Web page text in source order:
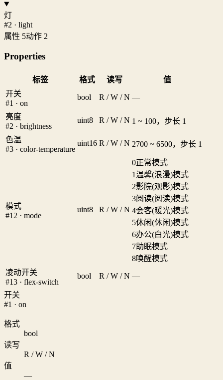
灯
#2 · light
属性 5动作 2
Properties
标签 格式 读写
值
开关
#1 · on
bool R / W / N —
亮度
#2 · brightness
uint8 R / W / N 1 ~ 100，步长 1
色温
#3 · color-temperature
uint16 R / W / N 2700 ~ 6500，步长 1
模式
#12 · mode
uint8 R / W / N
0正常模式
1温馨(浪漫)模式
2影院(观影)模式
3阅读(阅读)模式
4会客(暖光)模式
5休闲(休闲)模式
6办公(白光)模式
7助眠模式
8唤醒模式
凌动开关
#13 · flex-switch
bool R / W / N —
开关
#1 · on
格式
bool
读写
R / W / N
值
—